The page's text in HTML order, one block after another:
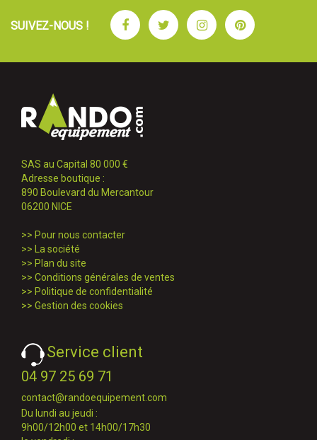
SUIVEZ-NOUS ! FacebookTwitterInstagramPinterest
SAS au Capital 80 000 €
Adresse boutique :
890 Boulevard du Mercantour
06200 NICE
>> Pour nous contacter
>>
La société
>> Plan du site
>> Conditions générales de ventes
>> Politique de confidentialité
>> Gestion des cookies
Service client
04 97 25 69 71
contact@randoequipement.com
Du lundi au jeudi :
9h00/12h00 et 14h00/17h30